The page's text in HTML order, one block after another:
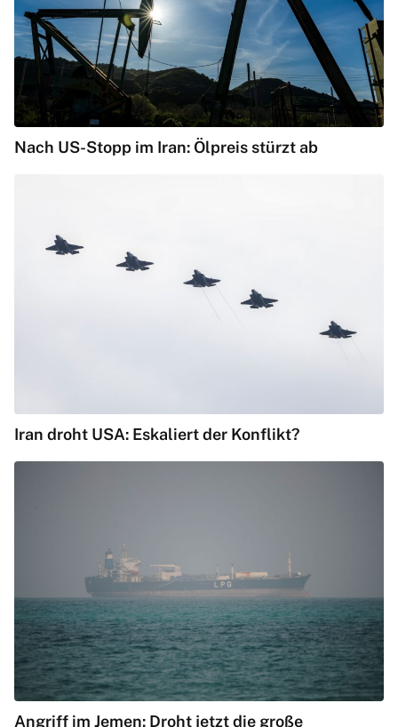
Nach US-Stopp im Iran: Ölpreis stürzt ab
Iran droht USA: Eskaliert der Konflikt?
Angriff im Jemen: Droht jetzt die große